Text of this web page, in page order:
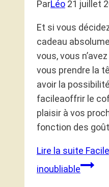
ParLéo 21 juillet
Et si vous
cadeau
vous, vous
vous prendre la
avoir la
facileaoffrir le
plaisir à vos
fonction des
Lire la suite
inoubliable